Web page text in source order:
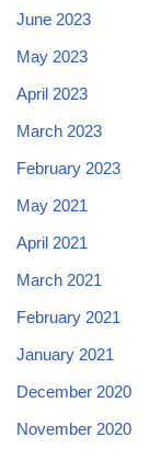
June 2023
May 2023
April 2023
March 2023
February 2023
May 2021
April 2021
March 2021
February 2021
January 2021
December 2020
November 2020